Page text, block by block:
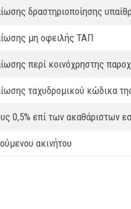
δραστηριοποίησης
μη οφειλής ΤΑΠ
περί κοινόχρηστης
ταχυδρομικού κώδικα
0,5% επί των ακαθάριστων
ακινήτου